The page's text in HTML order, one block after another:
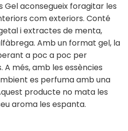
Gel aconsegueix foragitar les
com exteriors. Conté
i extractes de menta,
Amb un format gel, la
a poc a poc per
més, amb les essències
es perfuma amb una
producte no mata les
aroma les espanta.